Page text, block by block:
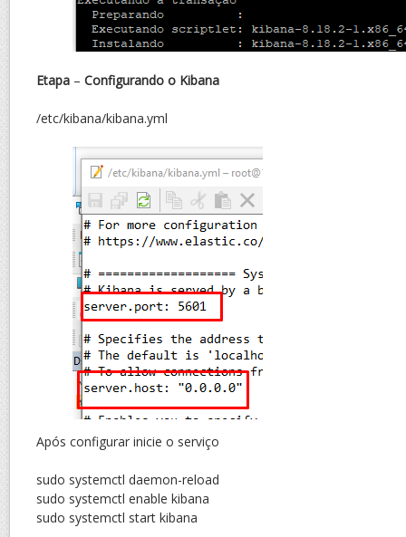
Etapa – Configurando o Kibana
/etc/kibana/kibana.yml
Após configurar inicie o serviço
sudo systemctl daemon-reload
sudo systemctl enable kibana
sudo systemctl start kibana